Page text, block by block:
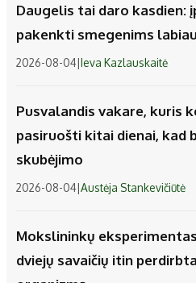
Daugelis tai daro
pakenkti smegenims
2026-08-04|Ieva Kazlauskaitė
Pusvalandis vakare, kuris
pasiruošti kitai dienai, kad
skubėjimo
2026-08-04|Austėja Stankevičiūtė
Mokslininkų
dviejų savaičių itin